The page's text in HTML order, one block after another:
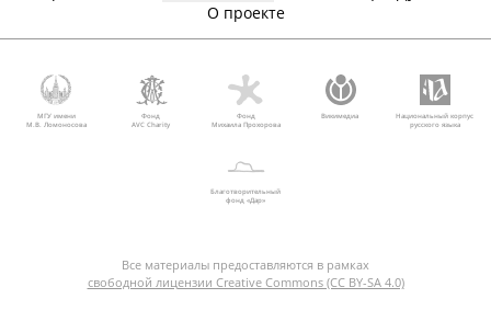
О проекте
МГУ имени
М.В. Ломоносова
Фонд
AVC Charity
Фонд
Михаила Прохорова
Викимедиа
Национальный корпус
русского языка
Благотворительный
фонд «Дар»
Все материалы предоставляются в рамках
свободной лицензии Creative Commons (CC BY-SA 4.0)